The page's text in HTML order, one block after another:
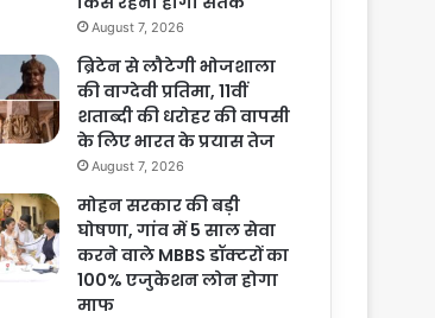
August 7, 2026
ब्रिटेन से लौटेगी भोजशाला
की वाग्देवी प्रतिमा, 11वीं
शताब्दी की धरोहर की वापसी
के लिए भारत के प्रयास तेज
August 7, 2026
मोहन सरकार की बड़ी
घोषणा, गांव में 5 साल सेवा
करने वाले MBBS डॉक्टरों का
100% एजुकेशन लोन होगा
माफ